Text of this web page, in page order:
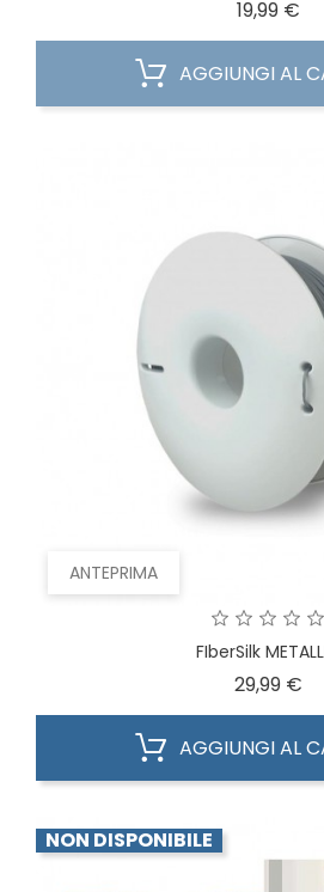
19,99 €
AGGIUNGI AL
ANTEPRIMA
FIberSilk
29,99 €
AGGIUNGI AL
NON DISPONIBILE